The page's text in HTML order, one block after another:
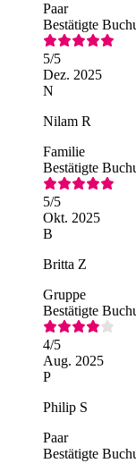
Paar
Bestätigte
5/5
Dez. 2025
N
Nilam R
Familie
Bestätigte
5/5
Okt. 2025
B
Britta Z
Gruppe
Bestätigte
4/5
Aug. 2025
P
Philip S
Paar
Bestätigte